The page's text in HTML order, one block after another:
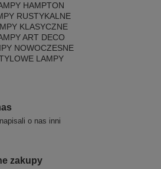
HAMPTON
RUSTYKALNE
KLASYCZNE
ART DECO
NOWOCZESNE
LAMPY
o nas inni
zakupy